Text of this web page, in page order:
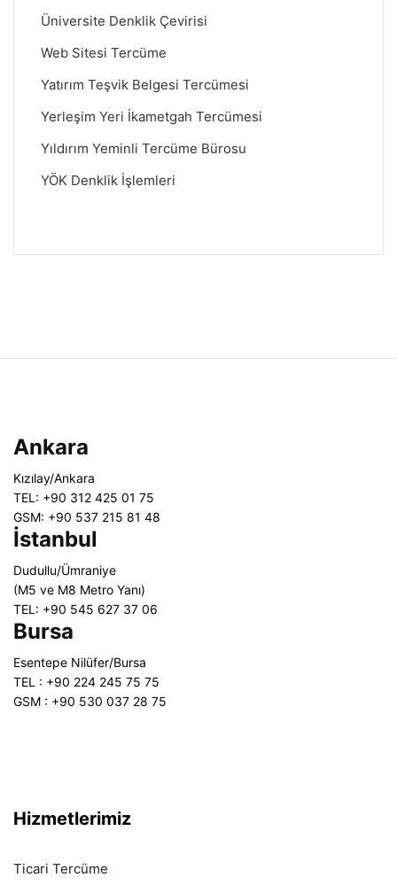
Üniversite Denklik Çevirisi
Web Sitesi Tercüme
Yatırım Teşvik Belgesi Tercümesi
Yerleşim Yeri İkametgah Tercümesi
Yıldırım Yeminli Tercüme Bürosu
YÖK Denklik İşlemleri
Ankara
Kızılay/Ankara
TEL: +90 312 425 01 75
GSM: +90 537 215 81 48
İstanbul
Dudullu/Ümraniye
(M5 ve M8 Metro Yanı)
TEL: +90 545 627 37 06
Bursa
Esentepe Nilüfer/Bursa
TEL : +90 224 245 75 75
GSM : +90 530 037 28 75
Hizmetlerimiz
Ticari Tercüme